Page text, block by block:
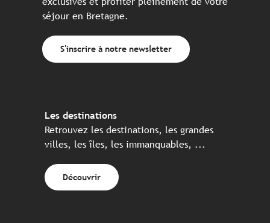
séjour en Bretagne.
S'inscrire à notre newsletter
Les destinations
Retrouvez les destinations, les grandes
villes, les îles, les immanquables, ...
Découvrir